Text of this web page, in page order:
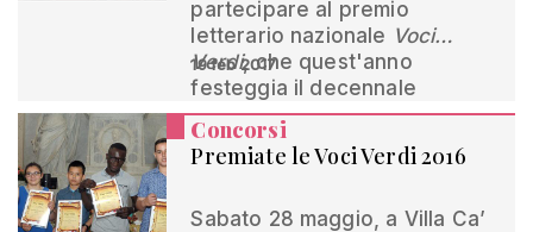
partecipare al premio
letterario nazionale Voci…
Verdi, che quest'anno
festeggia il decennale
19 feb 2017
Concorsi
Premiate le Voci Verdi 2016
Sabato 28 maggio, a Villa Ca’